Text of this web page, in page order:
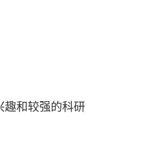
趣和较强的科研